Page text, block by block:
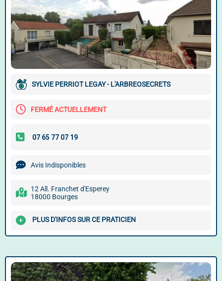
SYLVIE PERRIOT LEGAY - L'ARBREOSECRETS
FERMÉ ACTUELLEMENT
Avis Indisponibles
12 All. Franchet d'Esperey
18000 Bourges
PLUS D'INFOS SUR CE PRATICIEN